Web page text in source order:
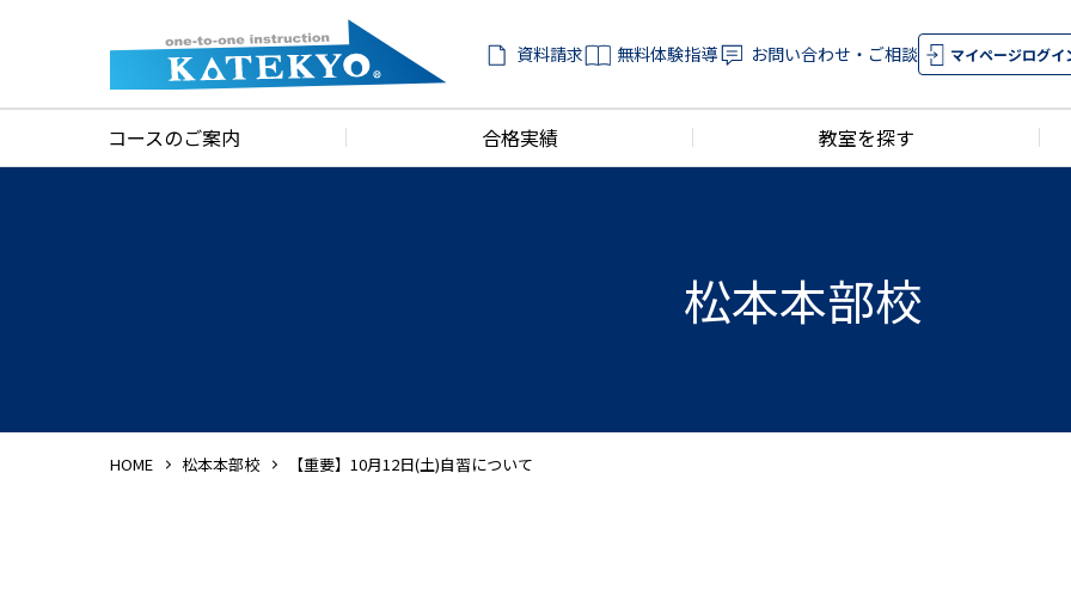
資料請求 無料体験指導 お問い合わせ・ご相談 マイページログイ
コースのご案内 合格実績 教室を探す
松本本部校
HOME 松本本部校 【重要】10月12日(土)自習について